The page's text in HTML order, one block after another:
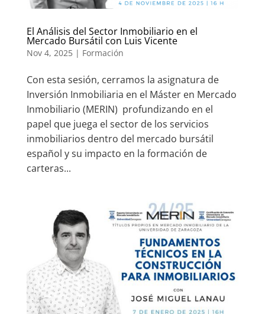
El Análisis del Sector Inmobiliario en el
Mercado Bursátil con Luis Vicente
Nov 4, 2025| Formación
Con esta sesión, cerramos la asignatura de
Inversión Inmobiliaria en el Máster en Mercado
Inmobiliario (MERIN) profundizando en el
papel que juega el sector de los servicios
inmobiliarios dentro del mercado bursátil
español y su impacto en la formación de
carteras...